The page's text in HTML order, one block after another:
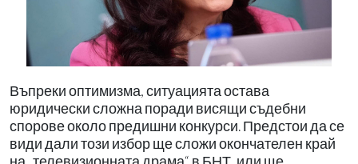
Въпреки оптимизма, ситуацията остава
юридически сложна поради висящи съдебни
спорове около предишни конкурси. Предстои да се
види дали този избор ще сложи окончателен край